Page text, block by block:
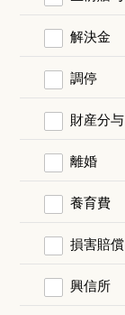
解決金
調停
財産分与
離婚
養育費
損害賠償
興信所